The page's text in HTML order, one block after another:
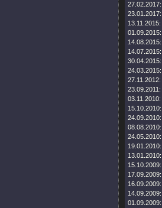
27.02.2017:
23.01.2017:
13.11.2015:
01.09.2015:
14.08.2015:
14.07.2015:
30.04.2015:
24.03.2015:
27.11.2012:
23.09.2011:
03.11.2010:
15.10.2010:
24.09.2010:
08.08.2010:
24.05.2010:
19.01.2010:
13.01.2010:
15.10.2009:
17.09.2009:
16.09.2009:
14.09.2009:
01.09.2009: